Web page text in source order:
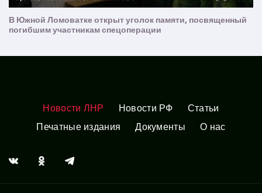
Новости ЛНР Новости РФ
Статьи
Печатные издания
Документы О нас